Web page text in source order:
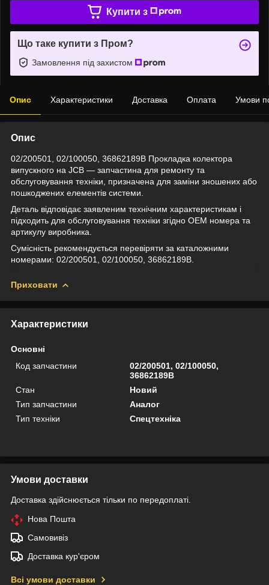
Купити з
Що таке купити з Пром?
Замовлення під захистом
Опис Характеристики Доставка Оплата Умови
Опис
02/200501, 02/100050, 36862189B Прокладка колектора
випускного на JCB — запчастина для ремонту та
обслуговування техніки, призначена для заміни зношених або
пошкоджених елементів системи.
Деталь відповідає заявленим технічним характеристикам і
підходить для обслуговування техніки згідно OEM номера та
артикулу виробника.
Сумісність рекомендується перевіряти за каталожними
номерами: 02/200501, 02/100050, 36862189B.
Приховати
Характеристики
Основні
Код запчастини
02/200501, 02/100050,
36862189B
Стан
Новий
Тип запчастини
Аналог
Тип техніки
Спецтехніка
Умови доставки
Доставка здійснюється тільки по передоплаті.
Нова Пошта
Самовивіз
Доставка кур'єром
Всі умови доставки